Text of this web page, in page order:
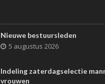
Nieuwe bestuursleden
5 augustus 2026
Indeling zaterdagselectie
vrouwen